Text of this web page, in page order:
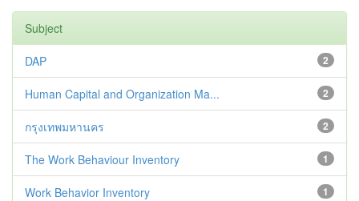
Subject
2
DAP
2
Human Capital and Organization Ma...
2
กรุงเทพมหานคร
1
The Work Behaviour Inventory
1
Work Behavior Inventory